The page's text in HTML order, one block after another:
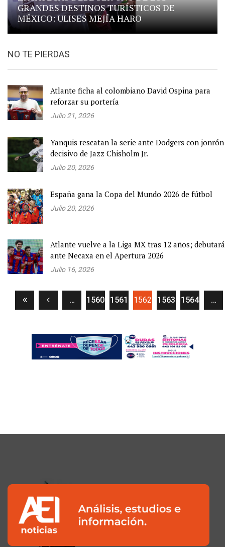
GRANDES DESTINOS TURÍSTICOS DE
MÉXICO: ULISES MEJÍA HARO
NO TE PIERDAS
Atlante ficha al colombiano David Ospina para
reforzar su portería
Julio 21, 2026
Yanquis rescatan la serie ante Dodgers con jonrón
decisivo de Jazz Chisholm Jr.
Julio 20, 2026
España gana la Copa del Mundo 2026 de fútbol
Julio 20, 2026
Atlante vuelve a la Liga MX tras 12 años; debutará
ante Necaxa en el Apertura 2026
Julio 16, 2026
… 1560 1561 1562 (current)
1563 1564 …